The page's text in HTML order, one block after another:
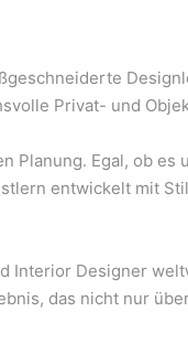
Privat- und
Egal, ob
entwickelt mit
Designer
das nicht nur